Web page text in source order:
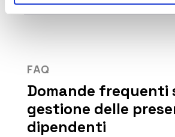
FAQ
Domande frequenti
gestione delle
dipendenti